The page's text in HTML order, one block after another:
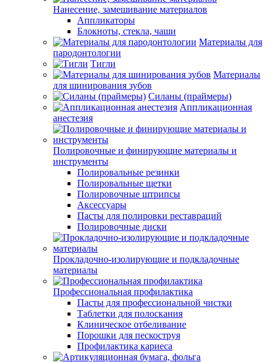
Нанесение, замешивание материалов
Аппликаторы
Блокноты, стекла, чаши
Материалы для
пародонтологии
Тигли
Материалы
для шинирования зубов
Силаны (праймеры)
Аппликационная
анестезия
Полировочные и финирующие материалы и
инструменты
Полировальные резинки
Полировальные щетки
Полировочные штрипсы
Аксессуары
Пасты для полировки реставраций
Полировочные диски
Прокладочно-изолирующие и подкладочные
материалы
Профессиональная профилактика
Пасты для профессиональной чистки
Таблетки для полоскания
Клиническое отбеливание
Порошки для пескоструя
Профилактика кариеса